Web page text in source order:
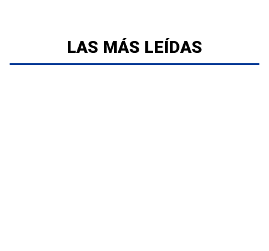
LAS MÁS LEÍDAS